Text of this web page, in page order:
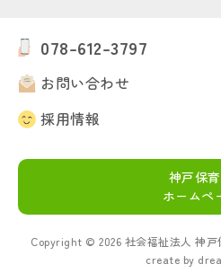
078-612-3797
お問い合わせ
採用情報
神戸保
ホームペ
Copyright © 2026 社会福祉法人 神
create by